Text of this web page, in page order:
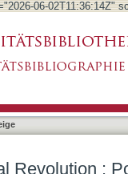
06-02T11:36:14Z"
Revolution :